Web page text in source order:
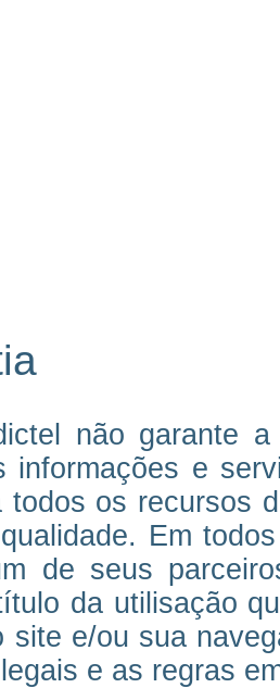
não garante
informações e
todos os recursos
Em
de seus
da utilisação
site e/ou sua
e as regras